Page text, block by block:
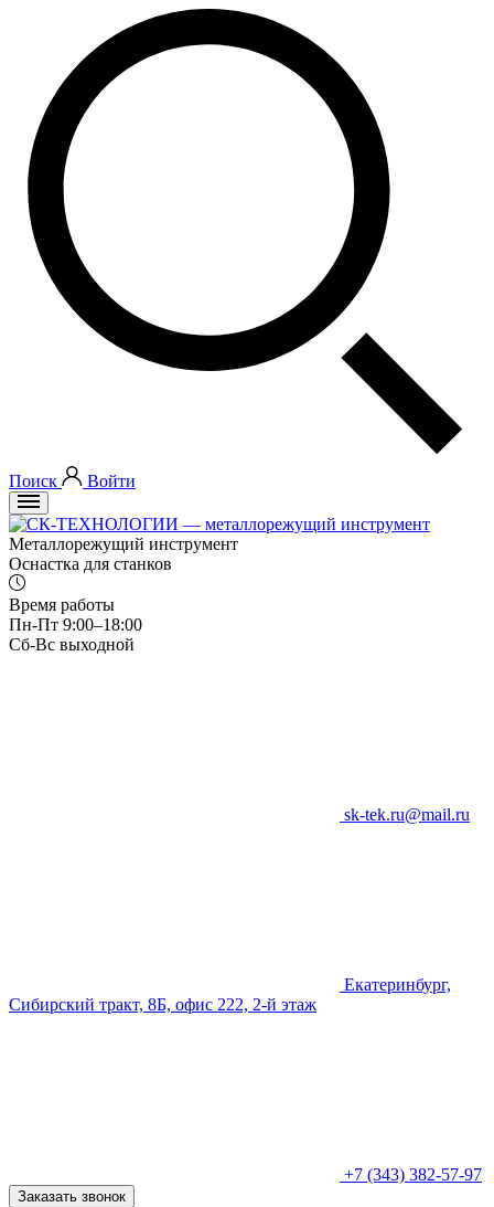
Поиск Войти
Металлорежущий инструмент
Оснастка для станков
Время работы
Пн-Пт 9:00–18:00
Сб-Вс выходной
sk-tek.ru@mail.ru
Екатеринбург,
Сибирский тракт, 8Б, офис 222, 2-й этаж
+7 (343) 382-57-97
Заказать звонок